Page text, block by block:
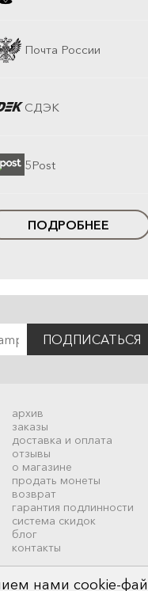
Почта России
СДЭК
5Post
ПОДРОБНЕЕ
ПОДПИСАТЬСЯ
архив
заказы
доставка и оплата
отзывы
о магазине
продать монеты
возврат
гарантия подлинности
система скидок
блог
контакты
нами cookie-